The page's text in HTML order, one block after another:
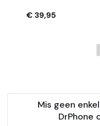
€ 39,95
Mis geen
DrPhone